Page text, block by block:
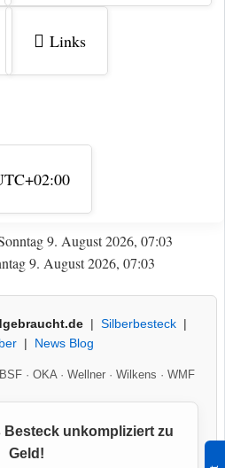
Links
9. August 2026, 07:03
9. August 2026, 07:03
| Silberbesteck|
| News Blog
BSF· OKA· Wellner· Wilkens · WMF
Besteck unkompliziert zu
Geld!